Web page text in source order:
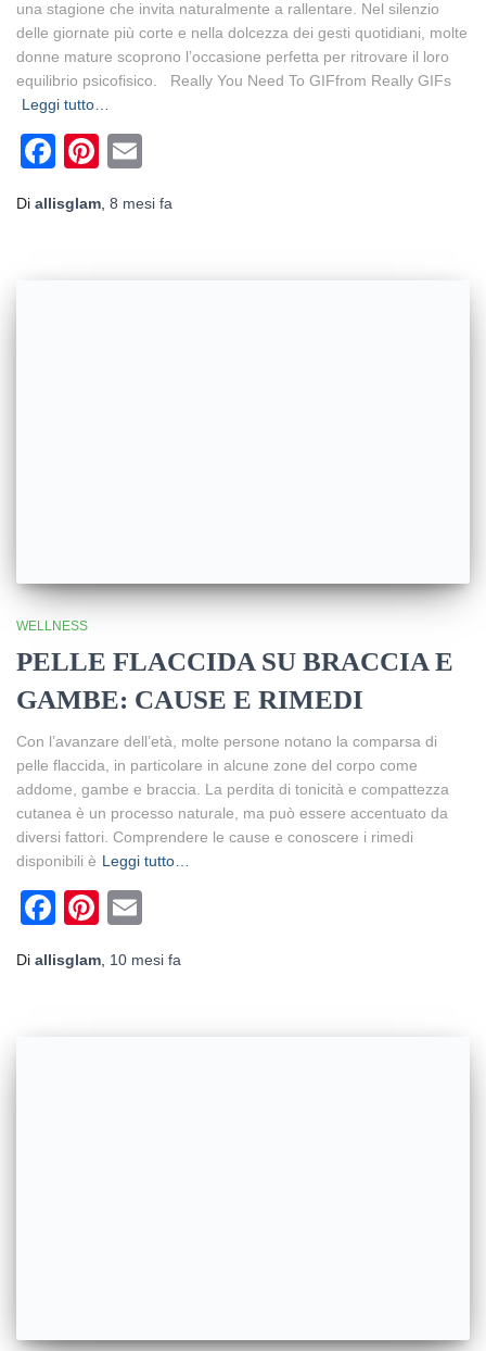
una stagione che invita naturalmente a rallentare. Nel silenzio
delle giornate più corte e nella dolcezza dei gesti quotidiani, molte
donne mature scoprono l’occasione perfetta per ritrovare il loro
equilibrio psicofisico. Really You Need To GIFfrom Really GIFs
Leggi tutto…
Facebook
Pinterest
Di allisglam, 8 mesi fa
WELLNESS
PELLE FLACCIDA SU BRACCIA E
GAMBE: CAUSE E RIMEDI
Con l’avanzare dell’età, molte persone notano la comparsa di
pelle flaccida, in particolare in alcune zone del corpo come
addome, gambe e braccia. La perdita di tonicità e compattezza
cutanea è un processo naturale, ma può essere accentuato da
diversi fattori. Comprendere le cause e conoscere i rimedi
disponibili è Leggi tutto…
Facebook
Pinterest
Di allisglam 10 mesi fa